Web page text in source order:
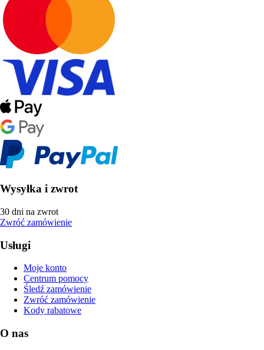
Wysyłka i zwrot
30 dni na zwrot
Zwróć zamówienie
Usługi
Moje konto
Centrum pomocy
Śledź zamówienie
Zwróć zamówienie
Kody rabatowe
O nas